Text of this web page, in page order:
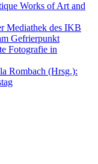
Works of Art and
Mediathek des IKB
Gefrierpunkt
Fotografie in
Rombach (Hrsg.):